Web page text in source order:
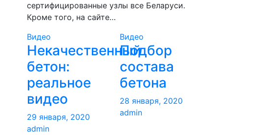
сертифицированные узлы все Беларуси.
Кроме того, на сайте…
Видео
Некачественный
бетон:
реальное
видео
29 января, 2020
admin
Видео
Подбор
состава
бетона
28 января, 2020
admin